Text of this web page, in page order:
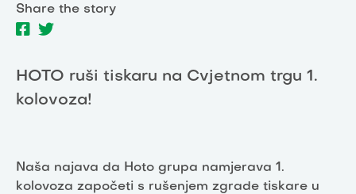
Share the story
HOTO ruši tiskaru na Cvjetnom trgu 1.
kolovoza!
Naša najava da Hoto grupa namjerava 1.
kolovoza započeti s rušenjem zgrade tiskare u